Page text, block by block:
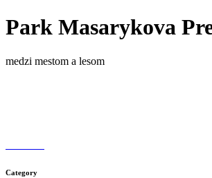
Park Masarykova
medzi mestom a lesom
Category